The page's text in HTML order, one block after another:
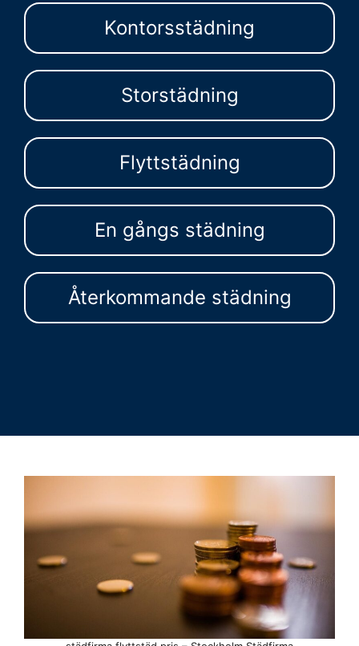
Kontorsstädning
Storstädning
Flyttstädning
En gångs städning
Återkommande städning